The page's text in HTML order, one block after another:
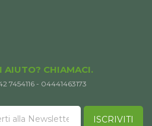
AIUTO? CHIAMACI.
7454116 - 04441463173
ISCRIVITI